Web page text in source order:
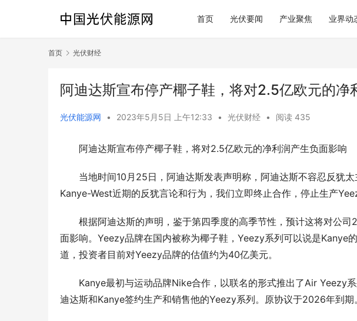
首页 光伏要闻 产业聚焦 业界动
首页 光伏财经
阿迪达斯宣布停产椰子鞋，将对2.5亿欧元的净
光伏能源网 • 2023年5月5日 上午12:33 • 光伏财经 • 阅读 435
阿迪达斯宣布停产椰子鞋，将对2.5亿欧元的净利润产生负面影响
当地时间10月25日，阿迪达斯发表声明称，阿迪达斯不容忍反犹
Kanye-West近期的反犹言论和行为，我们立即终止合作，停止生产
根据阿迪达斯的声明，鉴于第四季度的高季节性，预计这将对公
面影响。Yeezy品牌在国内被称为椰子鞋，Yeezy系列可以说是Kanye
道，投资者目前对Yeezy品牌的估值约为40亿美元。
Kanye最初与运动品牌Nike合作，以联名的形式推出了Air Yeezy
迪达斯和Kanye签约生产和销售他的Yeezy系列。原协议于2026年到期。